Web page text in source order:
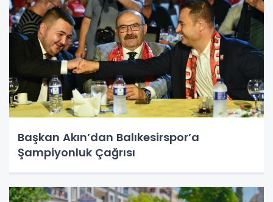
Başkan Akın’dan Balıkesirspor’a
Şampiyonluk Çağrısı